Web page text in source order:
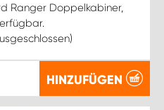
Ranger Doppelkabiner,
HINZUFÜGEN